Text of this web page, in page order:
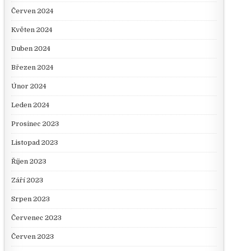
Červen 2024
Květen 2024
Duben 2024
Březen 2024
Únor 2024
Leden 2024
Prosinec 2023
Listopad 2023
Říjen 2023
Září 2023
Srpen 2023
Červenec 2023
Červen 2023